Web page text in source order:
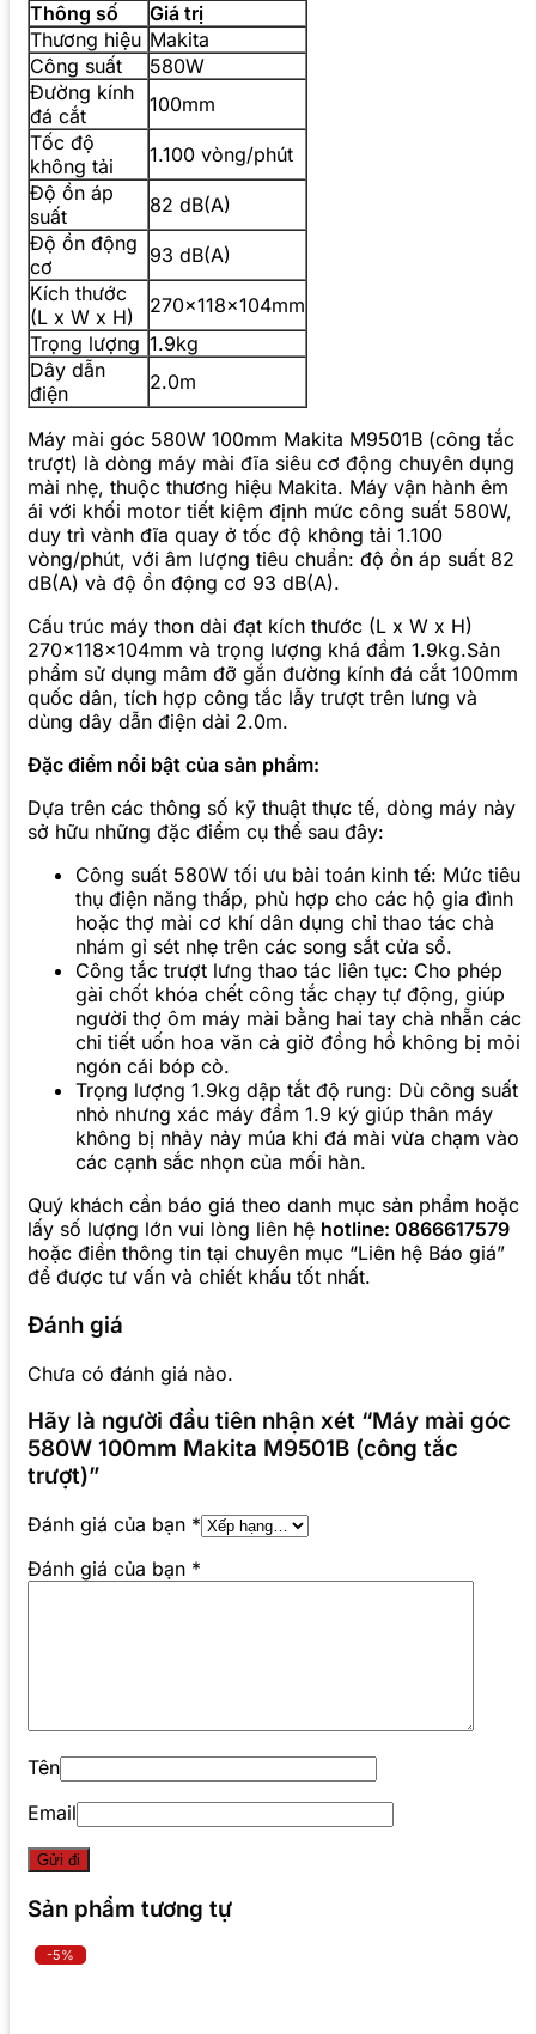
Thông số
Giá trị
Thương hiệu Makita
Công suất
580W
Đường kính
đá cắt
100mm
Tốc độ
không tải
1.100 vòng/phút
Độ ồn áp
suất
82 dB(A)
Độ ồn động
cơ
93 dB(A)
Kích thước
(L x W x H)
270x118x104mm
Trọng lượng 1.9kg
Dây dẫn
điện
2.0m
Máy mài góc 580W 100mm Makita M9501B (công tắc
trượt) là dòng máy mài đĩa siêu cơ động chuyên dụng
mài nhẹ, thuộc thương hiệu Makita. Máy vận hành êm
ái với khối motor tiết kiệm định mức công suất 580W,
duy trì vành đĩa quay ở tốc độ không tải 1.100
vòng/phút, với âm lượng tiêu chuẩn: độ ồn áp suất 82
dB(A) và độ ồn động cơ 93 dB(A).
Cấu trúc máy thon dài đạt kích thước (L x W x H)
270x118x104mm và trọng lượng khá đầm 1.9kg.Sản
phẩm sử dụng mâm đỡ gắn đường kính đá cắt 100mm
quốc dân, tích hợp công tắc lẫy trượt trên lưng và
dùng dây dẫn điện dài 2.0m.
Đặc điểm nổi bật của sản phẩm:
Dựa trên các thông số kỹ thuật thực tế, dòng máy này
sở hữu những đặc điểm cụ thể sau đây:
Công suất 580W tối ưu bài toán kinh tế: Mức tiêu
thụ điện năng thấp, phù hợp cho các hộ gia đình
hoặc thợ mài cơ khí dân dụng chỉ thao tác chà
nhám gỉ sét nhẹ trên các song sắt cửa sổ.
Công tắc trượt lưng thao tác liên tục: Cho phép
gài chốt khóa chết công tắc chạy tự động, giúp
người thợ ôm máy mài bằng hai tay chà nhẵn các
chi tiết uốn hoa văn cả giờ đồng hồ không bị mỏi
ngón cái bóp cò.
Trọng lượng 1.9kg dập tắt độ rung: Dù công suất
nhỏ nhưng xác máy đầm 1.9 ký giúp thân máy
không bị nhảy nảy múa khi đá mài vừa chạm vào
các cạnh sắc nhọn của mối hàn.
Quý khách cần báo giá theo danh mục sản phẩm hoặc
lấy số lượng lớn vui lòng liên hệ hotline: 0866617579
hoặc điền thông tin tại chuyên mục “Liên hệ Báo giá”
để được tư vấn và chiết khấu tốt nhất.
Đánh giá
Chưa có đánh giá nào.
Hãy là người đầu tiên nhận xét “Máy mài góc
580W 100mm Makita M9501B (công tắc
trượt)”
Đánh giá của bạn *
Đánh giá của bạn *
Tên
Email
Sản phẩm tương tự
-5%